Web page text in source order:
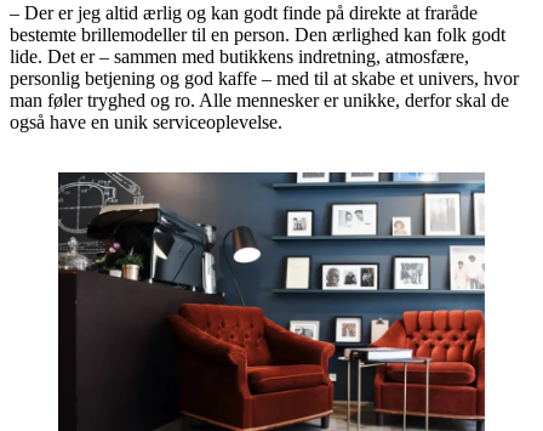
– Der er jeg altid ærlig og kan godt finde på direkte at fraråde
bestemte brillemodeller til en person. Den ærlighed kan folk godt
lide. Det er – sammen med butikkens indretning, atmosfære,
personlig betjening og god kaffe – med til at skabe et univers, hvor
man føler tryghed og ro. Alle mennesker er unikke, derfor skal de
også have en unik serviceoplevelse.